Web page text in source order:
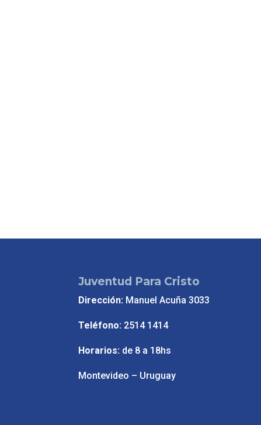
Juventud Para Cristo
Dirección: Manuel Acuña 3033
Teléfono: 2514 1414
Horarios: de 8 a 18hs
Montevideo – Uruguay